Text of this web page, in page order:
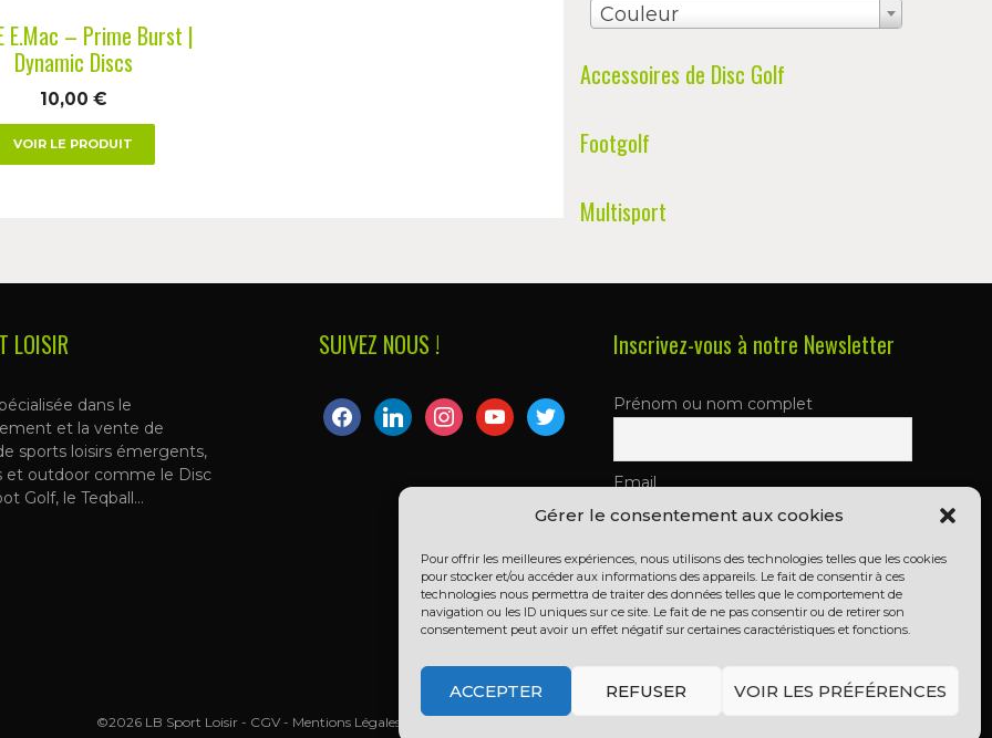
Gérer le consentement aux cookies
Pour offrir les meilleures expériences, nous utilisons des technologies telles que les cookies
pour stocker et/ou accéder aux informations des appareils. Le fait de consentir à ces
technologies nous permettra de traiter des données telles que le comportement de
navigation ou les ID uniques sur ce site. Le fait de ne pas consentir ou de retirer son
consentement peut avoir un effet négatif sur certaines caractéristiques et fonctions.
ACCEPTER REFUSER VOIR LES PRÉFÉRENCES
E.Mac – Prime Burst |
Dynamic Discs
10,00€
VOIR LE PRODUIT
Couleur
Accessoires de Disc Golf
Footgolf
Multisport
LOISIR
dans le
et la vente de
sports loisirs émergents,
et outdoor comme le Disc
Golf, le Teqball…
SUIVEZ NOUS !
facebooklinkedininstagramyoutubetwitter
Inscrivez-vous à notre Newsletter
Prénom ou nom complet
Email
En continuant, vous acceptez la
politique de confidentialité
©2026 LB Sport Loisir - CGV- Mentions Légales